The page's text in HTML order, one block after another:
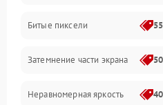
Механические повреждения
Программное обеспечение
Битые пиксели
Затемнение части экрана
Неравномерная яркость